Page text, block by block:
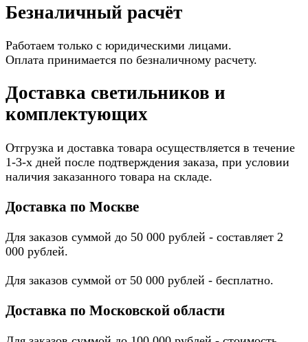
Безналичный расчёт
Работаем только с юридическими лицами.
Оплата принимается по безналичному расчету.
Доставка светильников и
комплектующих
Отгрузка и доставка товара осуществляется в течение
1-3-х дней после подтверждения заказа, при условии
наличия заказанного товара на складе.
Доставка по Москве
Для заказов суммой до 50 000 рублей - составляет 2
000 рублей.
Для заказов суммой от 50 000 рублей - бесплатно.
Доставка по Московской области